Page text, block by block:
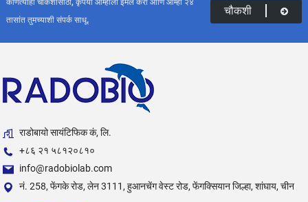
कोणत्याही चौकशीसाठी, कृपया आम्हाला ईमेल करा आणि आम्ही २४
तासांत तुमच्याशी संपर्क साधू.
चौकशी
राडोबायो सायंटिफिक कं, लि.
+८६ २१ ५८१२०८१०
info@radobiolab.com
नं. 258, फेंगके रोड, लेन 3111, हुआनचेंग वेस्ट रोड, फेंगक्सियान जिल्हा, शांघाय, चीन